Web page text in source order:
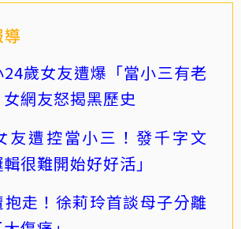
導
歲女友遭爆「當小三有老
網友怒揭黑歷史
友遭控當小三！發千字文
輯很難開始好好活」
抱走！徐莉玲首談母子分離